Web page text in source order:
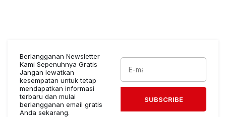
Berlangganan Newsletter
Kami Sepenuhnya Gratis
Jangan lewatkan
kesempatan untuk tetap
mendapatkan informasi
terbaru dan mulai
berlangganan email gratis
Anda sekarang.
SUBSCRIBE